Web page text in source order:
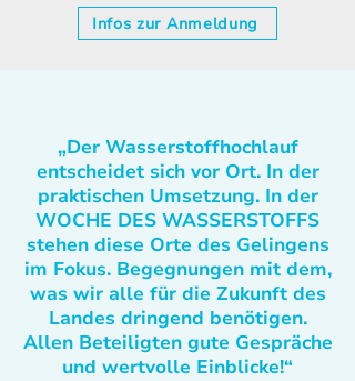
Infos zur Anmeldung
„Der Wasserstoffhochlauf
entscheidet sich vor Ort. In der
praktischen Umsetzung. In der
WOCHE DES WASSERSTOFFS
stehen diese Orte des Gelingens
im Fokus. Begegnungen mit dem,
was wir alle für die Zukunft des
Landes dringend benötigen.
Allen Beteiligten gute Gespräche
und wertvolle Einblicke!“